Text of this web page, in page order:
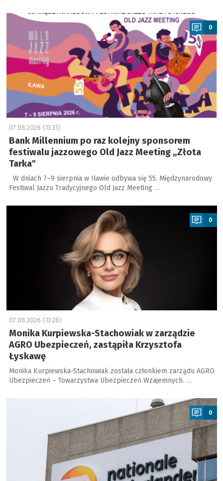
a
0
07.08.2026 (13:31)
Bank Millennium po raz kolejny sponsorem
festiwalu jazzowego Old Jazz Meeting „Złota
Tarka"
W dniach 7–9 sierpnia w Iławie odbywa się 55. Międzynarodowy
Festiwal Jazzu Tradycyjnego Old Jazz Meeting …
a
0
07.08.2026 (13:28)
Monika Kurpiewska-Stachowiak w zarządzie
AGRO Ubezpieczeń, zastąpiła Krzysztofa
Łyskawę
Monika Kurpiewska-Stachowiak została członkiem zarządu AGRO
Ubezpieczeń – Towarzystwa Ubezpieczeń Wzajemnych. …
0